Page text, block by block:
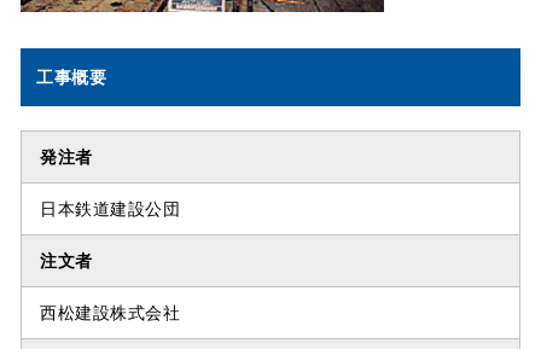
工事概要
発注者
日本鉄道建設公団
注文者
西松建設株式会社